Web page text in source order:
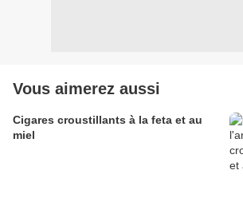
Vous aimerez aussi
Cigares croustillants à la feta et au
miel